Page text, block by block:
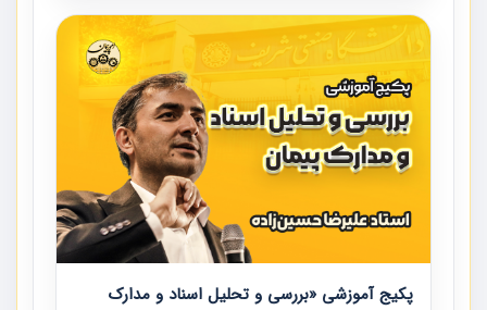
مدارک پیمان به همراه تجربیات عملی ارائه شده است.
پکیج آموزشی «بررسی و تحلیل اسناد و مدارک